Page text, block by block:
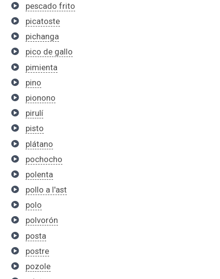
pescado frito
picatoste
pichanga
pico de gallo
pimienta
pino
pionono
pirulí
pisto
plátano
pochocho
polenta
pollo a l'ast
polo
polvorón
posta
postre
pozole